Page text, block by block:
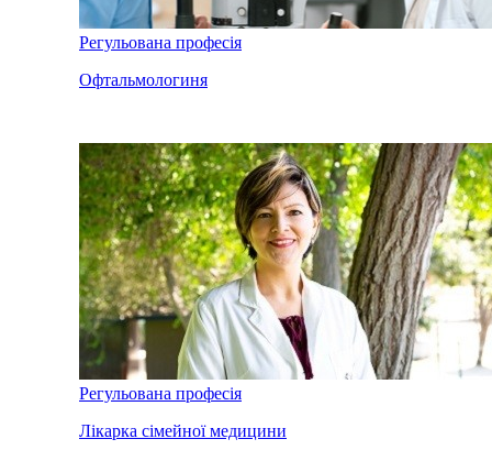
Регульована професія
Офтальмологиня
Регульована професія
Лікарка сімейної медицини